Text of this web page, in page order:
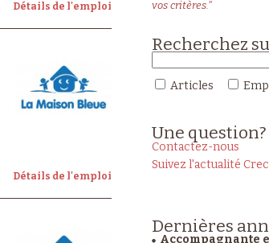
Détails de l'emploi
Détails de l'emploi
vos critères."
Recherchez
Articles
Une question?
Contactez-nous
Suivez l'actualité
Dernières
Accompagnante